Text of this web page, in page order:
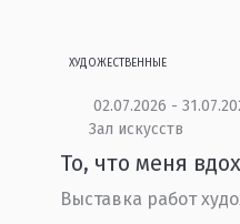
ХУДОЖЕСТВЕННЫЕ
02.07.2026 -
Зал искусств
То, что меня
Выставка работ